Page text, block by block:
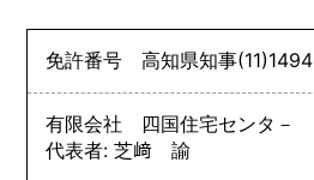
免許番号高知県知事(11)1494
有限会社 四国住宅センタ－
代表者: 芝﨑 諭